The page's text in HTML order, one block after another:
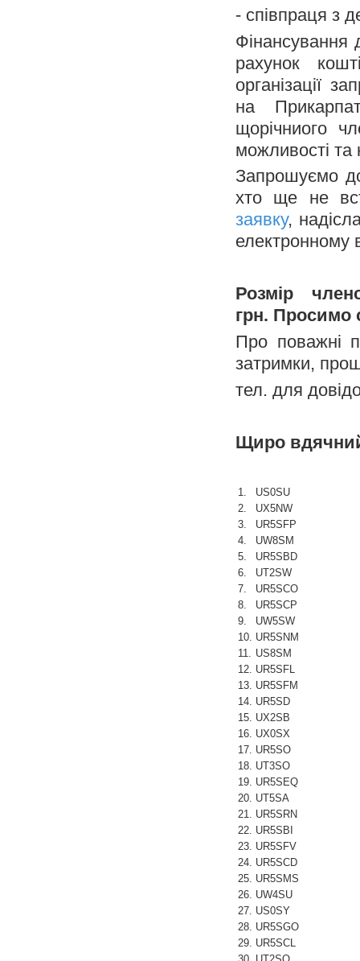
- співпраця з
Фінансування
рахунок
організації
на
щорічниого
можливості та
Запрошуємо
хто ще не
заявку,
електронному
Розмір
грн. Просимо
Про поважні
затримки,
тел. для
Щиро вдячний
1.
US0SU
2.
UX5NW
3.
UR5SFP
4.
UW8SM
5.
UR5SBD
6.
UT2SW
7.
UR5SCO
8.
UR5SCP
9.
UW5SW
10. UR5SNM
11. US8SM
12. UR5SFL
13. UR5SFM
14. UR5SD
15. UX2SB
16. UX0SX
17. UR5SO
18. UT3SO
19. UR5SEQ
20. UT5SA
21. UR5SRN
22. UR5SBI
23. UR5SFV
24. UR5SCD
25. UR5SMS
26. UW4SU
27. US0SY
28. UR5SGO
29. UR5SCL